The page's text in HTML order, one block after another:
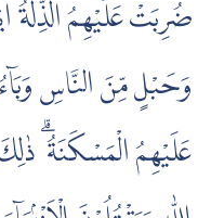
ضُرِبَتْ عَلَيْهِمُ الذِّلَّةُ
وَحَبْلٍ مِّنَ النَّاسِ
عَلَيْهِمُ الْمَسْكَنَةُ